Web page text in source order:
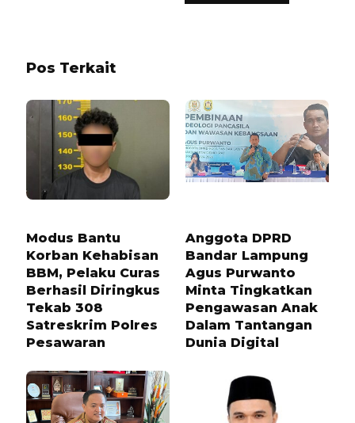
Pos Terkait
Modus Bantu
Korban Kehabisan
BBM, Pelaku Curas
Berhasil Diringkus
Tekab 308
Satreskrim Polres
Pesawaran
Anggota DPRD
Bandar Lampung
Agus Purwanto
Minta Tingkatkan
Pengawasan Anak
Dalam Tantangan
Dunia Digital